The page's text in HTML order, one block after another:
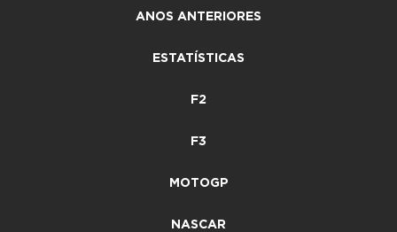
ANOS ANTERIORES
ESTATÍSTICAS
F2
F3
MOTOGP
NASCAR